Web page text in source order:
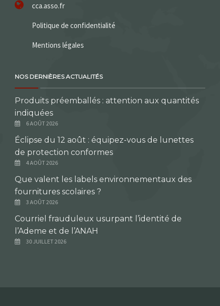
cca.asso.fr
Politique de confidentialité
Mentions légales
NOS DERNIÈRES ACTUALITÉS
Produits préemballés : attention aux quantités
indiquées
6 AOÛT 2026
Éclipse du 12 août : équipez-vous de lunettes
de protection conformes
4 AOÛT 2026
Que valent les labels environnementaux des
fournitures scolaires ?
3 AOÛT 2026
Courriel frauduleux usurpant l’identité de
l’Ademe et de l’ANAH
30 JUILLET 2026